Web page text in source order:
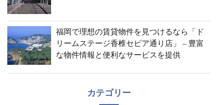
福岡で理想の賃貸物件を見つけるなら「ド
リームステージ香椎セピア通り店」 – 豊富
な物件情報と便利なサービスを提供
カテゴリー